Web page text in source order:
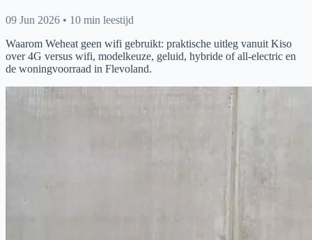
09 Jun 2026 • 10 min leestijd
Waarom Weheat geen wifi gebruikt: praktische uitleg vanuit Kiso
over 4G versus wifi, modelkeuze, geluid, hybride of all-electric en
de woningvoorraad in Flevoland.